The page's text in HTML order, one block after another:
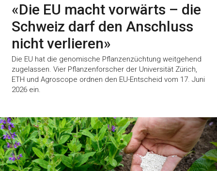
«Die EU macht vorwärts – die
Schweiz darf den Anschluss
nicht verlieren»
Die EU hat die genomische Pflanzenzüchtung weitgehend
zugelassen. Vier Pflanzenforscher der Universität Zürich,
ETH und Agroscope ordnen den EU-Entscheid vom 17. Juni
2026 ein.